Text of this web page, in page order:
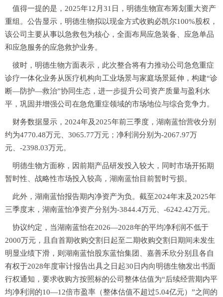
值得一提的是，2025年12月31日，明德生物宣布筹划重大资产
重组。公告显示，明德生物拟以现金方式收购必凯尔100%股权，
该公司主要从事以急救包为核心，全面布局应急装备、应急单品
和应急服务的应急救护业务。
彼时，明德生物方面表示，此次整合将有力推动公司急危重症
诊疗一体化业务从医疗机构向工业场景与家庭场景延伸，构建“诊
断—防护—救治”协同生态，进一步提升公司资产质量与盈利水
平，巩固并增强公司在急危重症领域的市场地位与综合竞争力。
财务数据显示，2024年及2025年前三季度，湖南蓝怡营收分别
约为4770.48万元、3065.77万元；净利润分别为-2067.97万
元、-2398.03万元。
明德生物方面称，因前期产品研发投入较大，同时市场开拓期
暂时性、战略性市场投入较高，湖南蓝怡目前暂时亏损。
此外，湖南蓝怡报告期内净资产为负。截至2024年末及2025年
三季度末，湖南蓝怡净资产分别为-3844.4万元、-6242.42万元。
协议约定，当湖南蓝怡在2026—2028年的平均净利润不低于
2000万元，且自首期收购交割日起至二期收购交割日期间未发生
明显业绩下滑，则湖南蓝怡股东蓝怡集团、嘉善禾欣分别且各自
有权于2028年度审计报告出具之日起30日内向明德生物发出书面
行权通知，要求收购方按照标的公司整体估值为“后续经营期内平
均净利润的10—12倍市盈率（整体估值不超过5.04亿元）”之间的